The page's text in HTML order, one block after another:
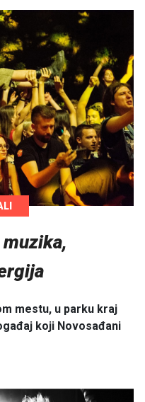
mestu, u parku kraj
koji Novosađani